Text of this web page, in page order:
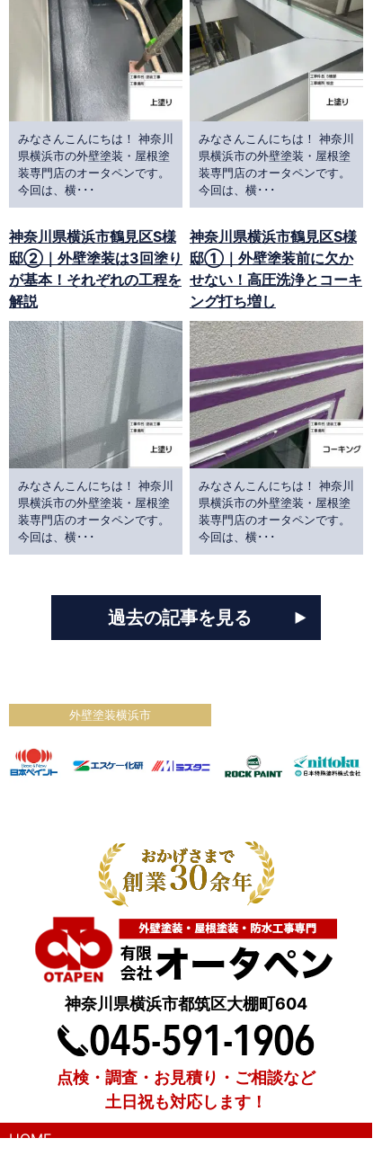
みなさんこんにちは！ 神奈川
県横浜市の外壁塗装・屋根塗
装専門店のオータペンです。
今回は、横･･･
みなさんこんにちは！ 神奈川
県横浜市の外壁塗装・屋根塗
装専門店のオータペンです。
今回は、横･･･
神奈川県横浜市鶴見区S様
邸②｜外壁塗装は3回塗り
が基本！それぞれの工程を
解説
みなさんこんにちは！ 神奈川
県横浜市の外壁塗装・屋根塗
装専門店のオータペンです。
今回は、横･･･
神奈川県横浜市鶴見区S様
邸①｜外壁塗装前に欠か
せない！高圧洗浄とコーキ
ング打ち増し
みなさんこんにちは！ 神奈川
県横浜市の外壁塗装・屋根塗
装専門店のオータペンです。
今回は、横･･･
過去の記事を見る
外壁塗装横浜市
神奈川県横浜市都筑区大棚町604
点検・調査・お見積り・ご相談など
土日祝も対応します！
HOME